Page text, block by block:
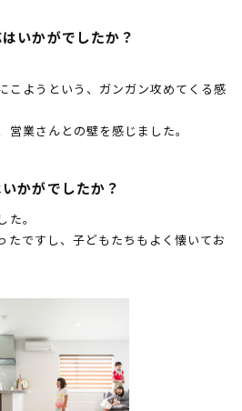
いかがでしたか？
こようという、ガンガン攻めてくる感
業さんとの壁を感じました。
かがでしたか？
。
たですし、子どもたちもよく懐いてお